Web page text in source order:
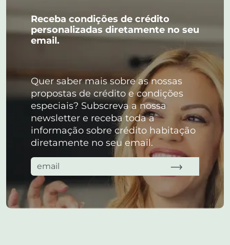
Receba condições de crédito
personalizadas diretamente no seu
email.
Quer saber mais sobre as nossas
propostas de crédito e condições
especiais? Subscreva a nossa
newsletter e receba toda a
informação sobre crédito habitação
diretamente no seu email.